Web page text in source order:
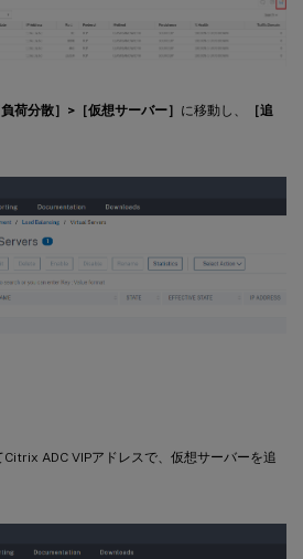
荷分散］>［仮想サーバー］ に移動し、
［追
ADC VIPアドレスで、仮想サーバーを追